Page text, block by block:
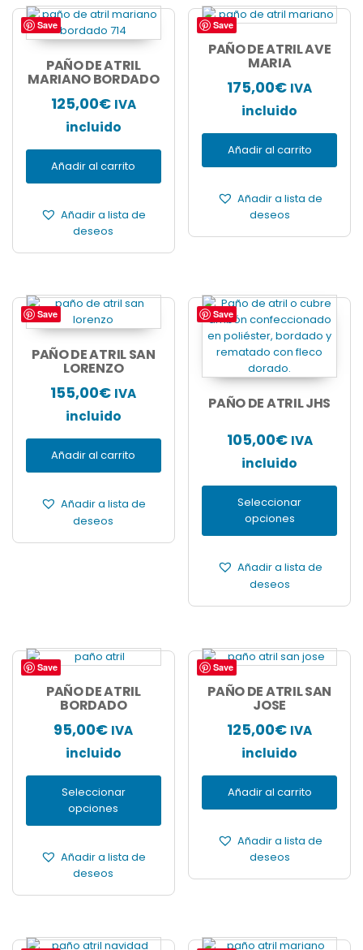
Save
PAÑO DE ATRIL
MARIANO BORDADO
125,00€ IVA
incluido
Añadir al carrito
Añadir a lista de
deseos
Save
PAÑO DE ATRIL AVE
MARIA
175,00€ IVA
incluido
Añadir al carrito
Añadir a lista de
deseos
Save
PAÑO DE ATRIL SAN
LORENZO
155,00€ IVA
incluido
Añadir al carrito
Añadir a lista de
deseos
Save
PAÑO DE ATRIL JHS
105,00€ IVA
incluido
Seleccionar
opciones
Este
producto
tiene
múltiples
variantes.
Las
pueden
Añadir a lista de
deseos
Save
PAÑO DE ATRIL
BORDADO
95,00€ IVA
incluido
Seleccionar
opciones
Este
producto
variantes.
pueden
página
producto
Añadir a lista de
deseos
Save
PAÑO DE ATRIL SAN
JOSE
125,00€ IVA
incluido
Añadir al carrito
Añadir a lista de
deseos